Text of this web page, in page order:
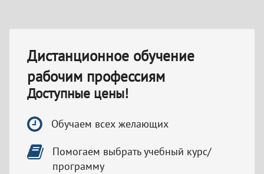
Дистанционное обучение
рабочим профессиям
Доступные цены!
Обучаем всех желающих
Помогаем выбрать учебный курс/
программу